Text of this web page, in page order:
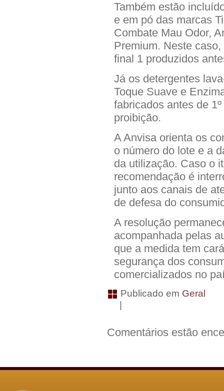
Também estão
e em pó das marcas
Combate Mau Odor,
Premium. Neste
final 1 produzidos
Já os detergentes
Toque Suave e
fabricados antes de
proibição.
A Anvisa orienta os
o número do lote e a
da utilização. Caso o
recomendação é
junto aos canais de
de defesa do
A resolução
acompanhada pelas
que a medida tem
segurança dos
comercializados no
Publicado em Geral
Comentários estão